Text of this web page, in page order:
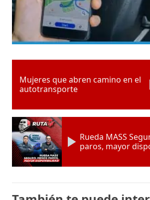
Mujeres que abren camino en el
autotransporte
Rueda MASS
paros, mayor